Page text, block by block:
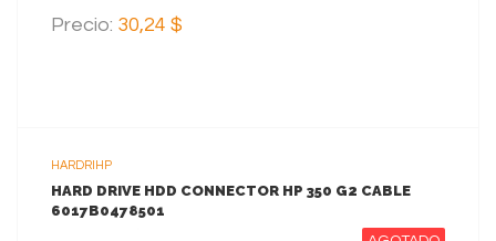
Precio: 30,24 $
HARDRIHP
HARD DRIVE HDD CONNECTOR HP 350 G2 CABLE
6017B0478501